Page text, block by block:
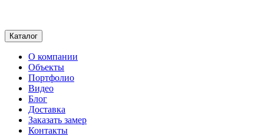
Каталог
О компании
Объекты
Портфолио
Видео
Блог
Доставка
Заказать замер
Контакты